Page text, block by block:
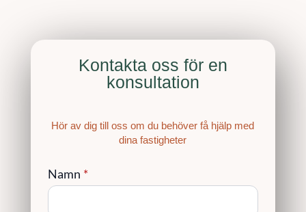
Kontakta oss för en
konsultation
Hör av dig till oss om du behöver få hjälp med
dina fastigheter
Namn *